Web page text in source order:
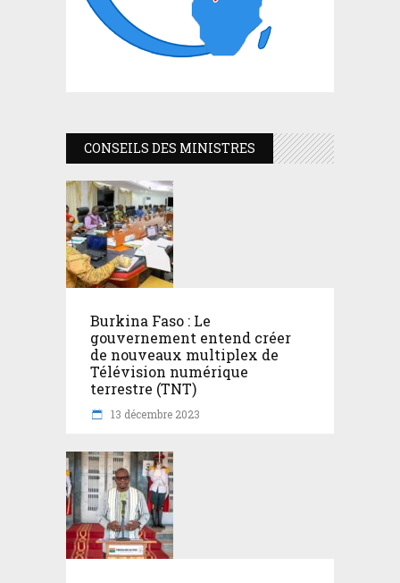
CONSEILS DES MINISTRES
Burkina Faso : Le
gouvernement entend créer
de nouveaux multiplex de
Télévision numérique
terrestre (TNT)
13 décembre 2023